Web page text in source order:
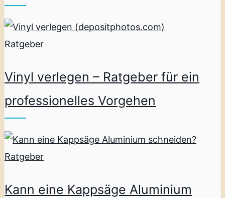
Ratgeber
Vinyl verlegen – Ratgeber für ein
professionelles Vorgehen
Ratgeber
Kann eine Kappsäge Aluminium